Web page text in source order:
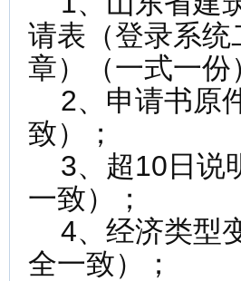
请表（登录系
章）（一式一份
2、申请书原
致）；
3、超10日说
一致）；
4、经济类型
全一致）；